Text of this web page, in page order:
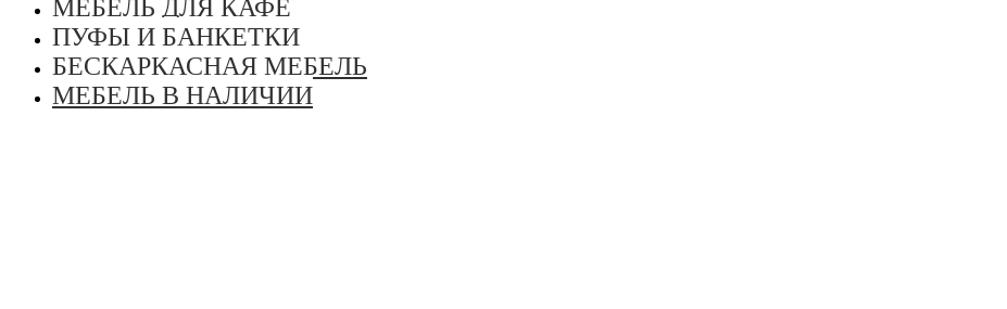
МЕБЕЛЬ ДЛЯ КАФЕ
ПУФЫ И БАНКЕТКИ
БЕСКАРКАСНАЯ МЕБЕЛЬ
МЕБЕЛЬ В НАЛИЧИИ